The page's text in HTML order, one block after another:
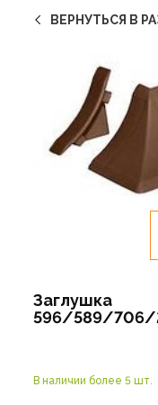
ВЕРНУТЬСЯ В
Заглушка
596/589/706/
В наличии более 5 шт.